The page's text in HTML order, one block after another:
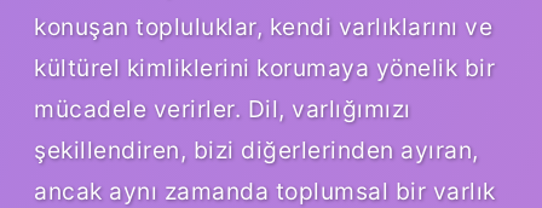
konuşan topluluklar, kendi varlıklarını ve
kültürel kimliklerini korumaya yönelik bir
mücadele verirler. Dil, varlığımızı
şekillendiren, bizi diğerlerinden ayıran,
ancak aynı zamanda toplumsal bir varlık